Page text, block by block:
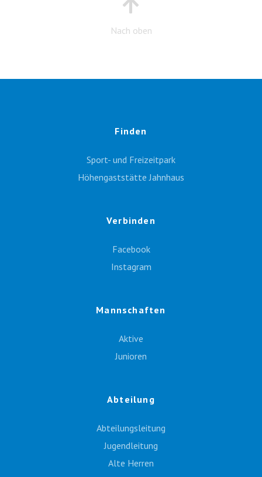
Nach oben
Finden
Sport- und Freizeitpark
Höhengaststätte Jahnhaus
Verbinden
Facebook
Instagram
Mannschaften
Aktive
Junioren
Abteilung
Abteilungsleitung
Jugendleitung
Alte Herren